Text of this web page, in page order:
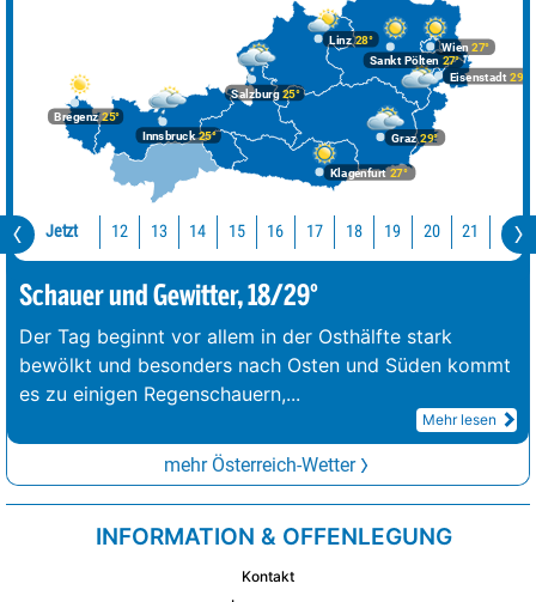
Bregenz25°
Graz29°
Innsbruck25°
Klagenfurt 27°
Linz28°
Salzburg25°
Wien 27°
Eisenstadt 29°
Sankt Pölten 27°
Jetzt 12 13 14 15 16 17 18 19 20 21 22
Schauer und Gewitter, 18/29°
Der Tag beginnt vor allem in der Osthälfte stark
bewölkt und besonders nach Osten und Süden kommt
es zu einigen Regenschauern,...
Mehr lesen
mehr Österreich-Wetter
INFORMATION & OFFENLEGUNG
Kontakt